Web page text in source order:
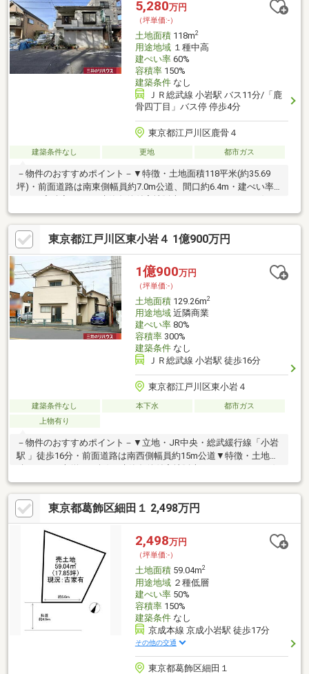
ご相談はお気軽にお問い合わせください。
5,280万円
（坪単価:-）
土地面積118m2
用途地域１種中高
建ぺい率60%
容積率150%
建築条件なし
ＪＲ総武線 小岩駅 バス11分/「鹿
骨四丁目」バス停 停歩4分
東京都江戸川区鹿骨４
建築条件なし 更地 都市ガス
－物件のおすすめポイント－▼特徴・土地面積118平米(約35.69
坪)・前面道路は南東側幅員約7.0m公道、間口約6.4m・建ぺい率
な工務店やハウスメーカーを選択可能・都市ガス・本下水対応エ
リア▼周辺環境・スーパー「ジェーソン鹿骨店」徒歩5分(約
330m)・セブンイレブン江戸川東松本店 徒歩3分(約240m)・鹿骨
北公園 徒歩1分(約80m)・江戸川区立鹿骨松本小学校 徒歩8分(約
600m)■ ご希望の住まい探しをお手伝いします ━━━━━・・・
物件の詳細・ご相談はお気軽にお問い合わせください。
東京都江戸川区東小岩４ 1億900万円
1億900万円
（坪単価:-）
土地面積129.26m2
用途地域近隣商業
建ぺい率80%
容積率300%
建築条件なし
ＪＲ総武線 小岩駅 徒歩16分
東京都江戸川区東小岩４
建築条件なし 本下水
都市ガス
上物有り
－物件のおすすめポイント－▼立地・JR中央・総武緩行線「小岩
駅 」徒歩16分・前面道路は南西側幅員約15m公道▼特徴・土地面
きなハウスメーカー・工務店で建築可・都市ガスに対応・現況古
家有▼周辺環境・スーパー「ヤマイチ小岩店」徒歩1分(約60m)・
江戸川区立南小岩小学校 徒歩7分(約540m)・南小岩2児童遊園 徒
歩2分(約150m)・セブンイレブン東小岩店 徒歩6分(約460m)■ ご希
望の住まい探しをお手伝いします ━━━━━・・・物件の詳細・
ご相談はお気軽にお問い合わせください。
東京都葛飾区細田１ 2,498万円
2,498万円
（坪単価:-）
土地面積59.04m2
用途地域２種低層
建ぺい率50%
容積率150%
建築条件なし
京成本線 京成小岩駅 徒歩17分
その他の交通
東京都葛飾区細田１